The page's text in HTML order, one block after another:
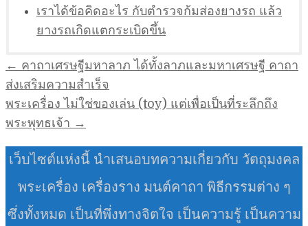
เราได้ข้อคิดอะไร กับตำรวจก้มส่องยางรถ แล้ว
ยางรถเกิดแตกระเบิดขึ้น
แนะแนว
เรื่อง
← คาถาเศรษฐีมหาลาภ ได้ทั้งลาภและมหาเศรษฐี คาถา
ส่งเสริมความสำเร็จ
พระเครื่อง ไม่ใช่ของเล่น (toy) แต่เพื่อเป็นที่ระลึกถึง
พระพุทธเจ้า →
เว็บไซต์แห่งนี้ นำเสนอบทความเกี่ยวกับ วัตถุมงคล
พระเครื่อง เครื่องราง มนต์คาถา พิธีกรรมต่าง ๆ
ซึ่งทั้งหมด เป็นที่พึ่งทางจิตใจ เป็นความรู้ เป็นความ